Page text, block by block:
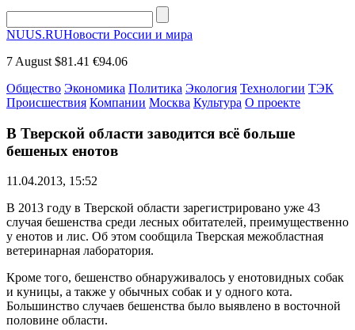
NUUS.RUНовости России и мира
7 August $81.41 €94.06
Общество Экономика Политика Экология Технологии ТЭК
Происшествия Компании Москва Культура О проекте
В Тверской области заводится всё больше
бешеных енотов
11.04.2013, 15:52
В 2013 году в Тверской области зарегистрировано уже 43
случая бешенства среди лесных обитателей, преимущественно
у енотов и лис. Об этом сообщила Тверская межобластная
ветеринарная лаборатория.
Кроме того, бешенство обнаруживалось у енотовидных собак
и куницы, а также у обычных собак и у одного кота.
Большинство случаев бешенства было выявлено в восточной
половине области.